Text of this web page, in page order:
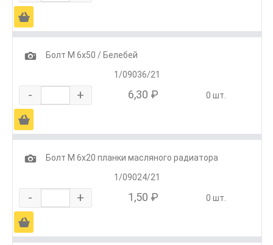
Ä
1
Болт М 6х50 / Белебей
1/09036/21
- + 6,30 ₽ 0 шт.
Ä
1
Болт М 6х20 планки масляного радиатора
1/09024/21
- + 1,50 ₽ 0 шт.
Ä